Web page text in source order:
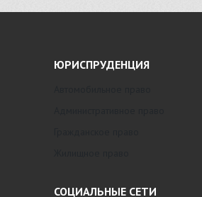
ЮРИСПРУДЕНЦИЯ
СОЦИАЛЬНЫЕ СЕТИ